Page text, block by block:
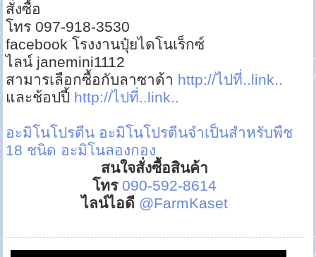
สั่งซื้อ
โทร 097-918-3530
facebook โรงงานปุ๋ยไดโนเร็กซ์
ไลน์ janemini1112
สามารเลือกซื้อกับลาซาด้า http://ไปที่..link..
และช้อปปี้ http://ไปที่..link..
อะมิโนโปรตีน อะมิโนโปรตีนจำเป็นสำหรับพืช
18 ชนิด อะมิโนลองกอง
สนใจสั่งซื้อสินค้า
โทร 090-592-8614
ไลน์ไอดี @FarmKaset